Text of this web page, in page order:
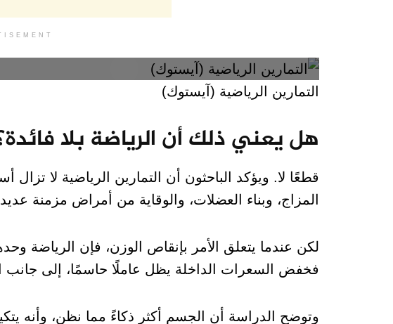
التمارين الرياضية (آيستوك)
هل يعني ذلك أن الرياضة بلا
قطعًا لا. ويؤكد الباحثون أن التمارين الرياضية لا
المزاج، وبناء العضلات، والوقاية من أمراض مزمنة
لكن عندما يتعلق الأمر بإنقاص الوزن، فإن الرياضة
فخفض السعرات الداخلة يظل عاملًا حاسمًا، إلى جانب
وتوضح الدراسة أن الجسم أكثر ذكاءً مما نظن، وأنه